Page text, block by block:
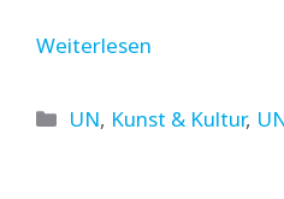
Weiterlesen
Kategorien
UN, Kunst & Kultur,